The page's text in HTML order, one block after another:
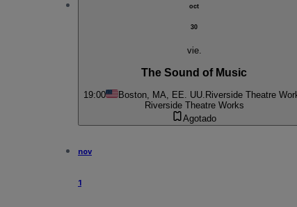
oct
30
vie.
The Sound of Music
19:00 Boston, MA, EE. UU. Riverside Theatre
Riverside Theatre Works
Agotado
nov
1